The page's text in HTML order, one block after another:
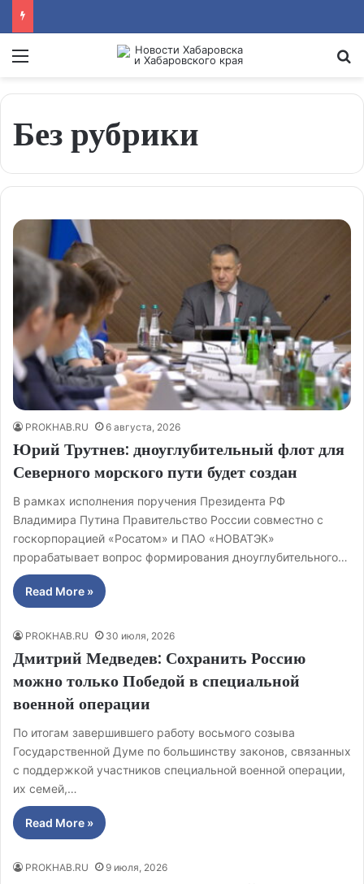
Menu
Без рубрики
PROKHAB.RU 6 августа, 2026
Юрий Трутнев: дноуглубительный флот для
Северного морского пути будет создан
В рамках исполнения поручения Президента РФ
Владимира Путина Правительство России совместно с
госкорпорацией «Росатом» и ПАО «НОВАТЭК»
прорабатывает вопрос формирования дноуглубительного…
Read More »
PROKHAB.RU 30 июля, 2026
Дмитрий Медведев: Сохранить Россию
можно только Победой в специальной
военной операции
По итогам завершившего работу восьмого созыва
Государственной Думе по большинству законов, связанных
с поддержкой участников специальной военной операции,
их семей,…
Read More »
PROKHAB.RU 9 июля, 2026